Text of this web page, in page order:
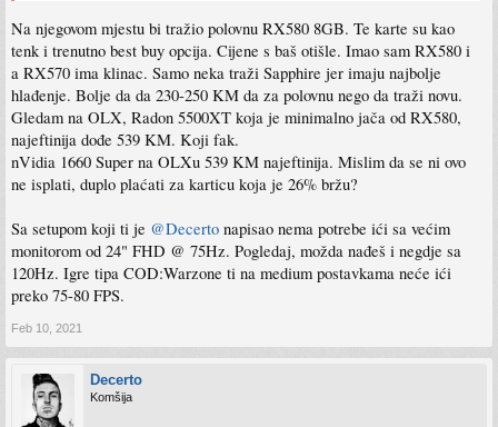
po piku. Naravno jos se tu moze izvuci koji dinar. Ostane mu 300 km za monitor i
periferiju. Kuciste moze biti neko bezvezno od 30 km zato ga nisam ni ubrojao.
Na njegovom mjestu bi tražio polovnu RX580 8GB. Te karte su kao
tenk i trenutno best buy opcija. Cijene s baš otišle. Imao sam RX580 i
a RX570 ima klinac. Samo neka traži Sapphire jer imaju najbolje
hlađenje. Bolje da da 230-250 KM da za polovnu nego da traži novu.
Gledam na OLX, Radon 5500XT koja je minimalno jača od RX580,
najeftinija dođe 539 KM. Koji fak.
nVidia 1660 Super na OLXu 539 KM najeftinija. Mislim da se ni ovo
ne isplati, duplo plaćati za karticu koja je 26% bržu?
Sa setupom koji ti je @Decerto napisao nema potrebe ići sa većim
monitorom od 24" FHD @ 75Hz. Pogledaj, možda nađeš i negdje sa
120Hz. Igre tipa COD:Warzone ti na medium postavkama neće ići
preko 75-80 FPS.
Feb 10, 2021
Decerto
Komšija